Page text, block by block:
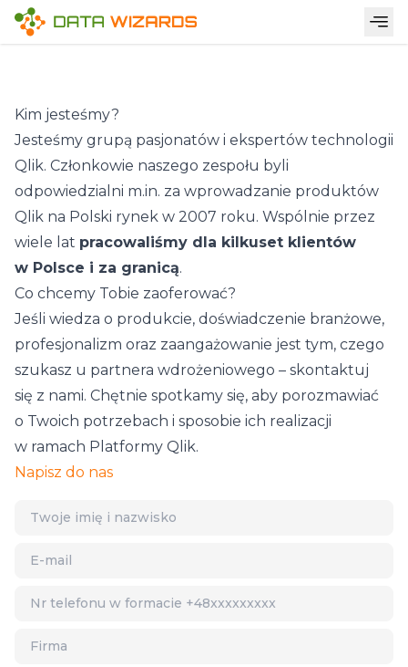
Kim jesteśmy?
Jesteśmy grupą pasjonatów i ekspertów technologii
Qlik. Członkowie naszego zespołu byli
odpowiedzialni m.in. za wprowadzanie produktów
Qlik na Polski rynek w 2007 roku. Wspólnie przez
wiele lat pracowaliśmy dla kilkuset klientów
w Polsce i za granicą.
Co chcemy Tobie zaoferować?
Jeśli wiedza o produkcie, doświadczenie branżowe,
profesjonalizm oraz zaangażowanie jest tym, czego
szukasz u partnera wdrożeniowego – skontaktuj
się z nami. Chętnie spotkamy się, aby porozmawiać
o Twoich potrzebach i sposobie ich realizacji
w ramach Platformy Qlik.
Napisz do nas